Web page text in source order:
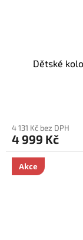
Dětské
4 131 Kč bez DPH
4 999 Kč
Akce